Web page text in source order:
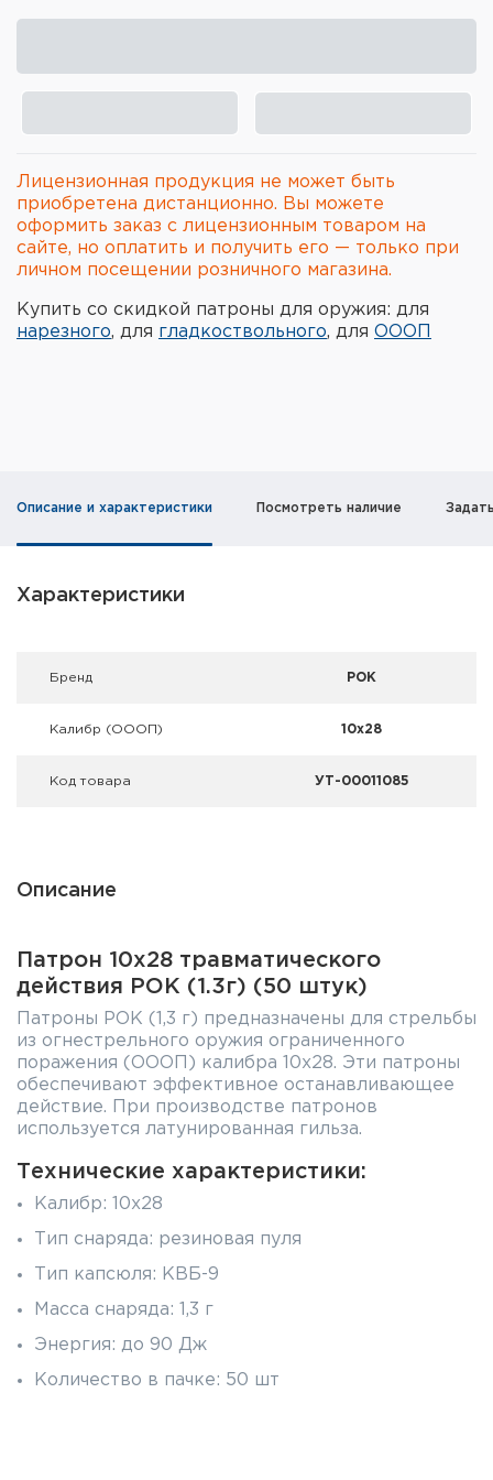
Охотничье снаряжение
Фонари и ЛЦУ
Туристическое снаряжение
Фальшпатроны
Оружейные шкафы и сейфы
Лицензионная продукция не может быть
приобретена дистанционно. Вы можете
оформить заказ с лицензионным товаром на
сайте, но оплатить и получить его — только при
личном посещении розничного магазина.
Купить со скидкой патроны для оружия: для
нарезного, для гладкоствольного, для ОООП
Описание и характеристики Посмотреть наличие
Характеристики
Брeнд РОК
Калибр (ОООП) 10x28
Код товара УТ-00011085
Описание
Патрон 10x28 травматического
действия РОК (1.3г) (50 штук)
Патроны РОК (1,3 г) предназначены для стрельбы
из огнестрельного оружия ограниченного
поражения (ОООП) калибра 10х28. Эти патроны
обеспечивают эффективное останавливающее
действие. При производстве патронов
используется латунированная гильза.
Технические характеристики:
Калибр: 10х28
Тип снаряда: резиновая пуля
Тип капсюля: КВБ-9
Масса снаряда: 1,3 г
Энергия: до 90 Дж
Количество в пачке: 50 шт